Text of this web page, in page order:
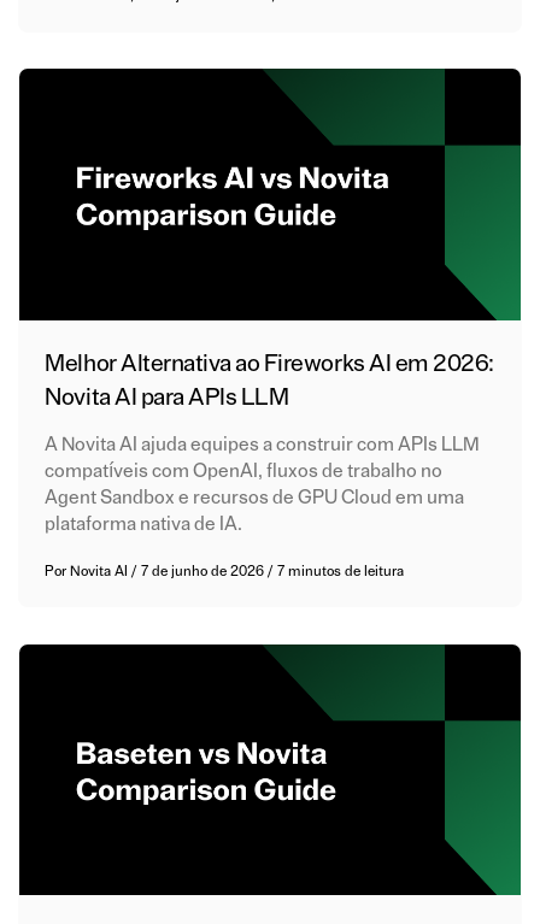
Melhor Alternativa ao Fireworks AI em 2026:
Novita AI para APIs LLM
A Novita AI ajuda equipes a construir com APIs LLM
compatíveis com OpenAI, fluxos de trabalho no
Agent Sandbox e recursos de GPU Cloud em uma
plataforma nativa de IA.
Por Novita AI /7 de junho de 2026/7 minutos de leitura